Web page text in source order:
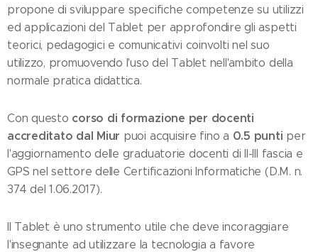
propone di sviluppare specifiche competenze su utilizzi
ed applicazioni del Tablet per approfondire gli aspetti
teorici, pedagogici e comunicativi coinvolti nel suo
utilizzo, promuovendo l'uso del Tablet nell'ambito della
normale pratica didattica.
Con questo corso di formazione per docenti
accreditato dal Miur puoi acquisire fino a 0.5 punti per
l'aggiornamento delle graduatorie docenti di II-III fascia e
GPS nel settore delle Certificazioni Informatiche (D.M. n.
374 del 1.06.2017).
Il Tablet è uno strumento utile che deve incoraggiare
l'insegnante ad utilizzare la tecnologia a favore